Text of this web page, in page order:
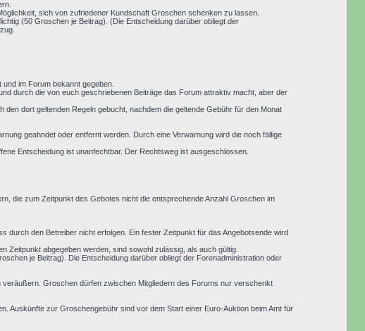
sich von zufriedener Kundschaft Groschen schenken zu lassen.
(50 Groschen je Beitrag). (Die Entscheidung darüber obliegt der
im Forum bekannt gegeben.
durch die von euch geschriebenen Beiträge das Forum attraktiv macht, aber der
dort geltenden Regeln gebucht, nachdem die geltende Gebühr für den Monat
geahndet oder entfernt werden. Durch eine Verwarnung wird die noch fällige
Entscheidung ist unanfechtbar. Der Rechtsweg ist ausgeschlossen.
die zum Zeitpunkt des Gebotes nicht die entsprechende Anzahl Groschen im
durch den Betreiber nicht erfolgen. Ein fester Zeitpunkt für das Angebotsende wird
Zeitpunkt abgegeben werden, sind sowohl zulässig, als auch gültig.
je Beitrag). Die Entscheidung darüber obliegt der Forenadministration oder
Groschen dürfen zwischen Mitgliedern des Forums nur verschenkt
Auskünfte zur Groschengebühr sind vor dem Start einer Euro-Auktion beim Amt für